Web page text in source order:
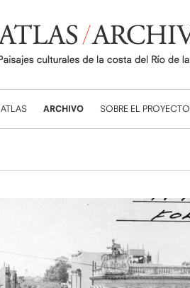
ATLAS ARCHIVO SOBRE EL PROYECTO